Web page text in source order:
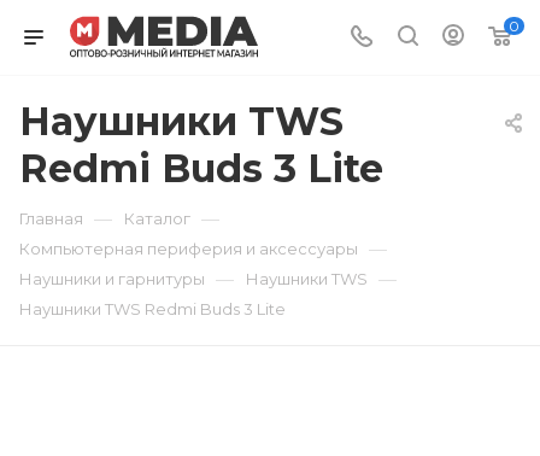
0
Наушники TWS
Redmi Buds 3 Lite
Главная — Каталог —
Компьютерная периферия и аксессуары —
Наушники и гарнитуры — Наушники TWS —
Наушники TWS Redmi Buds 3 Lite